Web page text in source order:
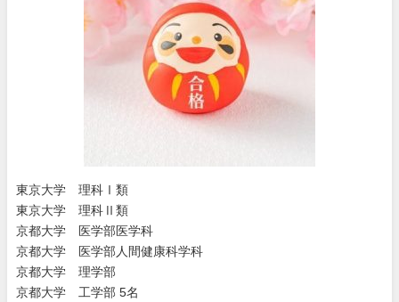
東京大学 理科Ⅰ類
東京大学 理科Ⅱ類
京都大学 医学部医学科
京都大学 医学部人間健康科学科
京都大学 理学部
京都大学 工学部 5名